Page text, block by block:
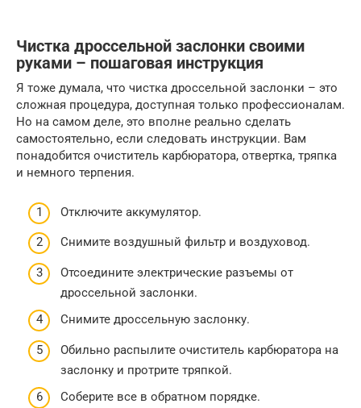
Чистка дроссельной заслонки своими
руками – пошаговая инструкция
Я тоже думала, что чистка дроссельной заслонки – это
сложная процедура, доступная только профессионалам.
Но на самом деле, это вполне реально сделать
самостоятельно, если следовать инструкции. Вам
понадобится очиститель карбюратора, отвертка, тряпка
и немного терпения.
Отключите аккумулятор.
Снимите воздушный фильтр и воздуховод.
Отсоедините электрические разъемы от
дроссельной заслонки.
Снимите дроссельную заслонку.
Обильно распылите очиститель карбюратора на
заслонку и протрите тряпкой.
Соберите все в обратном порядке.